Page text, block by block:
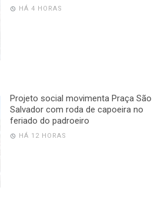
HÁ 4 HORAS
Projeto social movimenta Praça São
Salvador com roda de capoeira no
feriado do padroeiro
HÁ 12 HORAS